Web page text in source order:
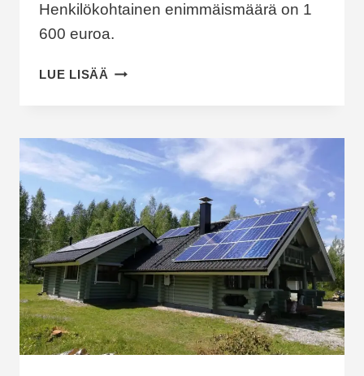
Henkilökohtainen enimmäismäärä on 1
600 euroa.
LUE LISÄÄ PALJONKO
KOTITALOUSVÄHENNYSTÄ
VUONNA
2026?